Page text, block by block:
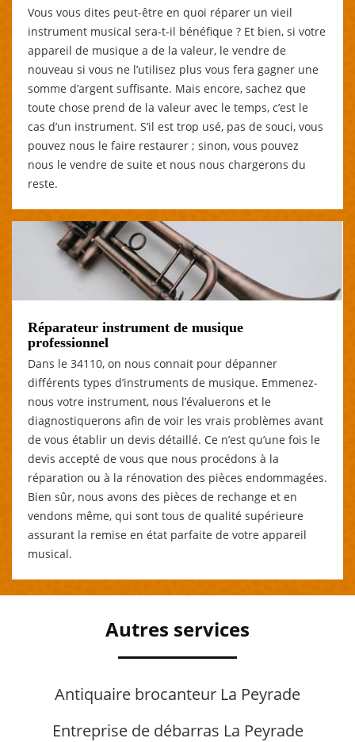
Vous vous dites peut-être en quoi réparer un vieil
instrument musical sera-t-il bénéfique ? Et bien, si votre
appareil de musique a de la valeur, le vendre de
nouveau si vous ne l’utilisez plus vous fera gagner une
somme d’argent suffisante. Mais encore, sachez que
toute chose prend de la valeur avec le temps, c’est le
cas d’un instrument. S’il est trop usé, pas de souci, vous
pouvez nous le faire restaurer ; sinon, vous pouvez
nous le vendre de suite et nous nous chargerons du
reste.
Réparateur instrument de musique
professionnel
Dans le 34110, on nous connait pour dépanner
différents types d’instruments de musique. Emmenez-
nous votre instrument, nous l’évaluerons et le
diagnostiquerons afin de voir les vrais problèmes avant
de vous établir un devis détaillé. Ce n’est qu’une fois le
devis accepté de vous que nous procédons à la
réparation ou à la rénovation des pièces endommagées.
Bien sûr, nous avons des pièces de rechange et en
vendons même, qui sont tous de qualité supérieure
assurant la remise en état parfaite de votre appareil
musical.
Autres services
Antiquaire brocanteur La Peyrade
Entreprise de débarras La Peyrade